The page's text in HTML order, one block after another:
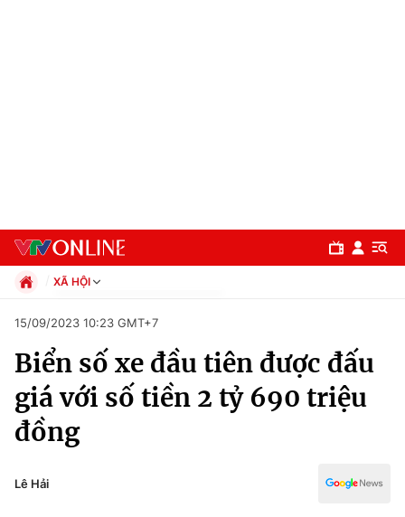
Chuyên mục
Chính trị
XÃ HỘI
Xã hội
Pháp luật
Thể thao
Truyền hình
Văn hóa - Giải trí
15/09/2023 10:23 GMT+7
Biển số xe đầu tiên được đấu
giá với số tiền 2 tỷ 690 triệu
đồng
Lê Hải